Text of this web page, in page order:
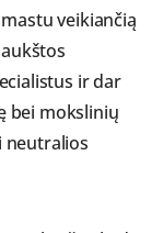
veikiančią
ir dar
bei mokslinių
neutralios